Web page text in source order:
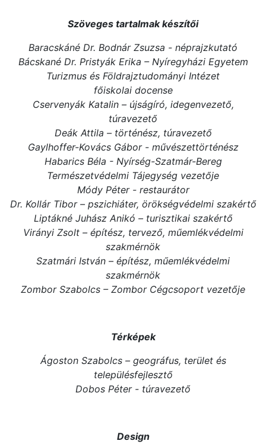
Szöveges tartalmak készítői
Baracskáné Dr. Bodnár Zsuzsa - néprajzkutató
Bácskané Dr. Pristyák Erika – Nyíregyházi Egyetem
Turizmus és Földrajztudományi Intézet
főiskolai docense
Cservenyák Katalin – újságíró, idegenvezető,
túravezető
Deák Attila – történész, túravezető
Gaylhoffer-Kovács Gábor - művészettörténész
Habarics Béla - Nyírség-Szatmár-Bereg
Természetvédelmi Tájegység vezetője
Módy Péter - restaurátor
Dr. Kollár Tibor – pszichiáter, örökségvédelmi szakértő
Liptákné Juhász Anikó – turisztikai szakértő
Virányi Zsolt – építész, tervező, műemlékvédelmi
szakmérnök
Szatmári István – építész, műemlékvédelmi
szakmérnök
Zombor Szabolcs – Zombor Cégcsoport vezetője
Térképek
Ágoston Szabolcs – geográfus, terület és
településfejlesztő
Dobos Péter - túravezető
Design